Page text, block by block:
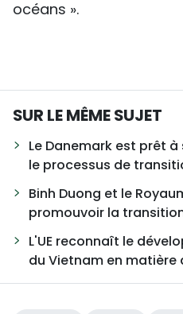
océans ».
SUR LE MÊME SUJET
Le Danemark est prêt
le processus de
Binh Duong et le
promouvoir la
L'UE reconnaît le
du Vietnam en